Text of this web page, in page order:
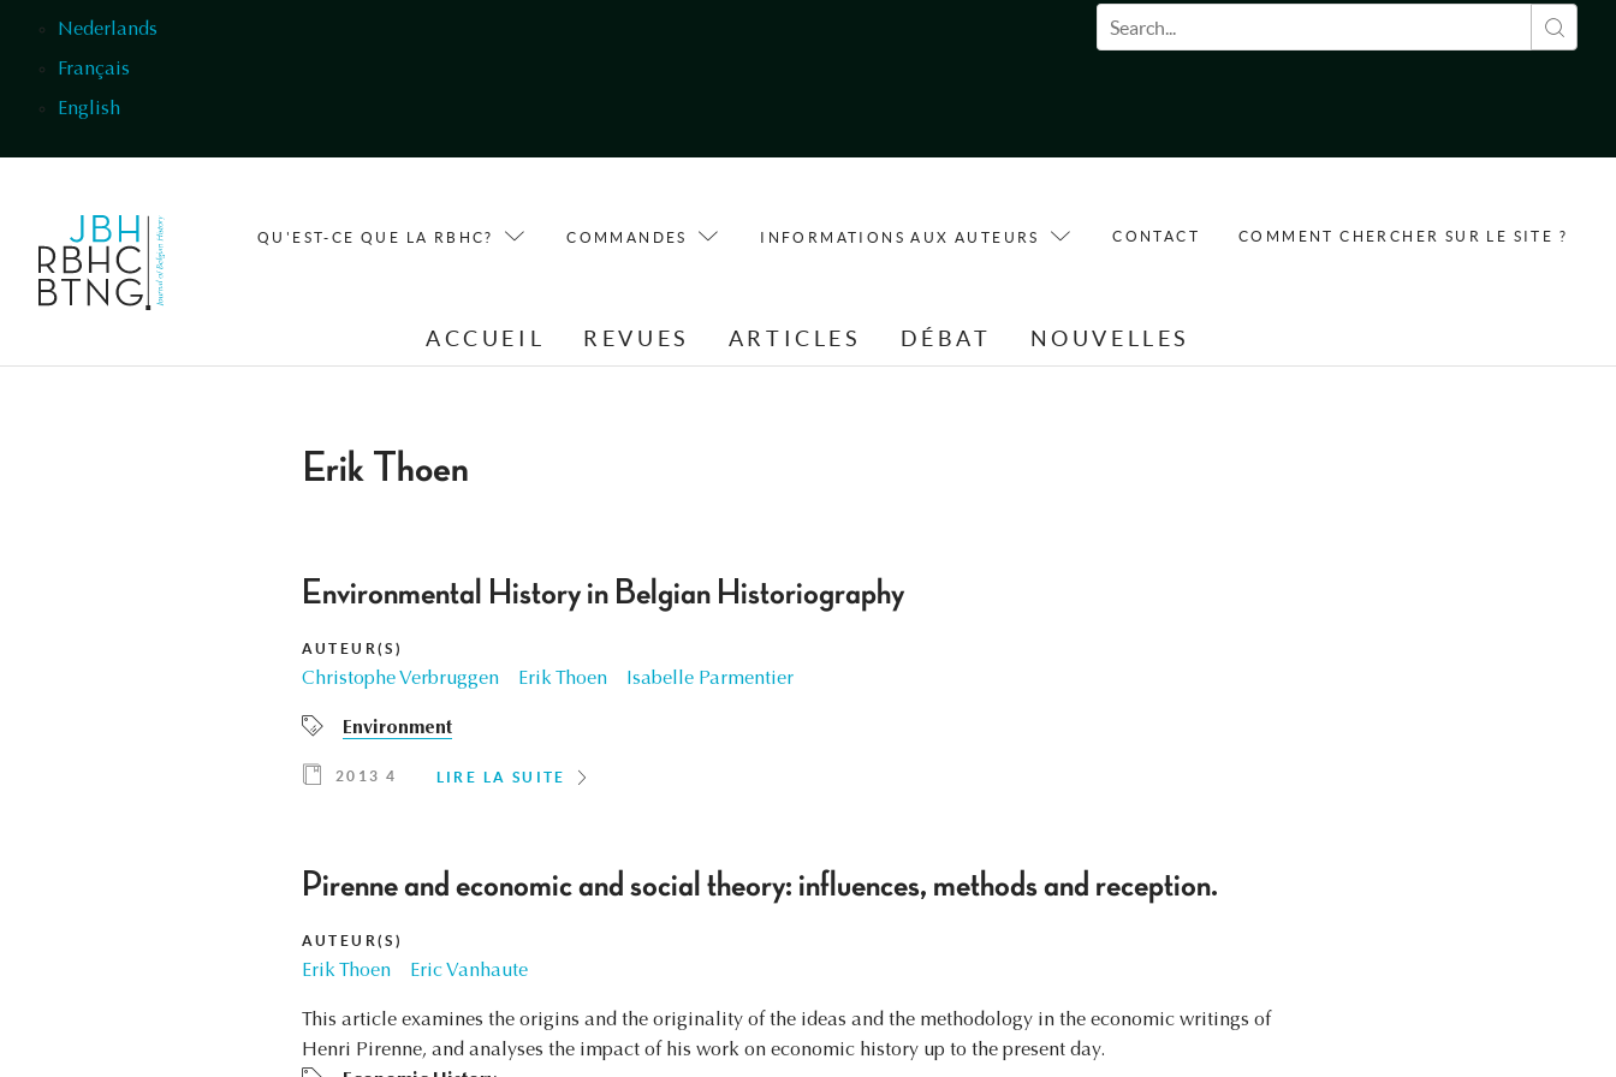
Nederlands
Français
English
Formulaire de recherche
QU'EST-CE QUE LA RBHC? COMMANDES INFORMATIONS AUX AUTEURS CONTACT COMMENT CHERCHER SUR LE SITE ?
ACCUEIL REVUES ARTICLES DÉBAT NOUVELLES
Erik Thoen
Environmental History in Belgian Historiography
AUTEUR(S)
Christophe Verbruggen Erik Thoen Isabelle Parmentier
Environment
2013 4 LIRE LA SUITE
Pirenne and economic and social theory: influences, methods and reception.
AUTEUR(S)
Erik Thoen Eric Vanhaute
This article examines the origins and the originality of the ideas and the methodology in the economic writings of
Henri Pirenne, and analyses the impact of his work on economic history up to the present day.